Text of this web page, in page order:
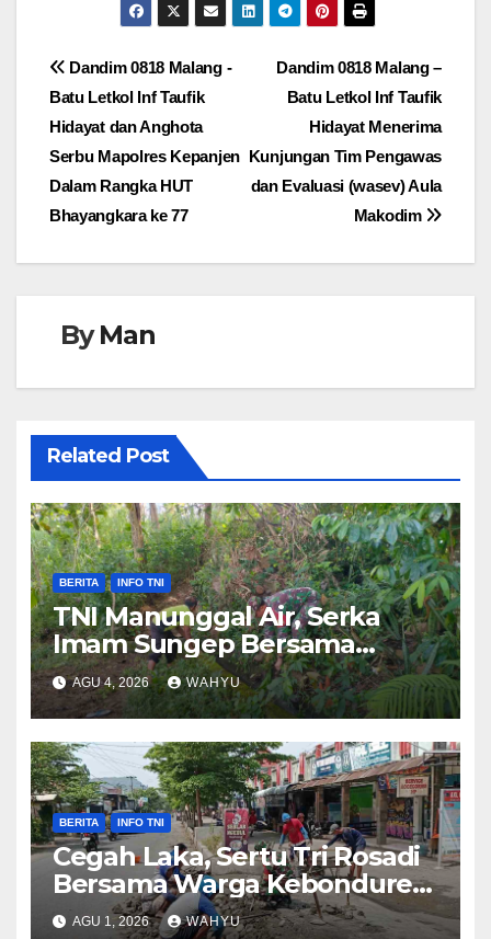
Navigasi
pos
Dandim 0818 Malang –
Batu Letkol Inf Taufik
Hidayat Menerima
Kunjungan Tim Pengawas
dan Evaluasi (wasev) Aula
Makodim
Dandim 0818 Malang -
Batu Letkol Inf Taufik
Hidayat dan Anghota
Serbu Mapolres Kepanjen
Dalam Rangka HUT
Bhayangkara ke 77
ByMan
Related Post
BERITA INFO TNI
TNI Manunggal Air, Serka
Imam Sungep Bersama
Warga Kedung Banteng
Gotong Royong Bersihkan
Irigasi
AGU 4, 2026 WAHYU
BERITA INFO TNI
Cegah Laka, Sertu Tri Rosadi
Bersama Warga Kebonduren
Gotong Royong Perbaiki
AGU 1, 2026 WAHYU